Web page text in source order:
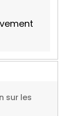
sur les